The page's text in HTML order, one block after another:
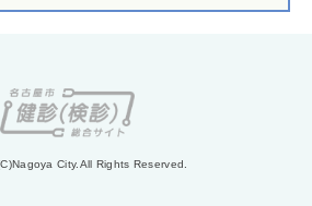
City.All Rights Reserved.